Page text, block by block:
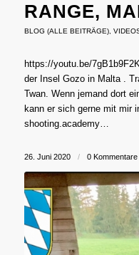
RANGE,
BLOG (ALLE BEITRÄGE),
https://youtu.be/
der Insel Gozo in Malta .
Twan. Wenn jemand dort
kann er sich gerne mit mir
shooting.academy…
26. Juni 2020 / 0 Kommentare